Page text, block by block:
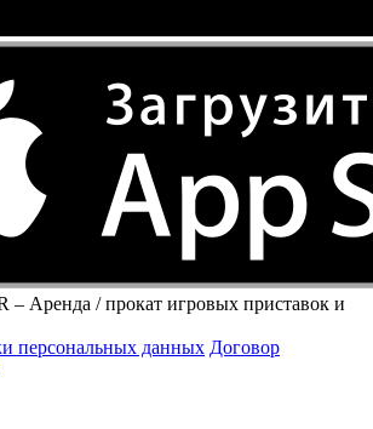
– Аренда / прокат игровых приставок и
персональных данных Договор